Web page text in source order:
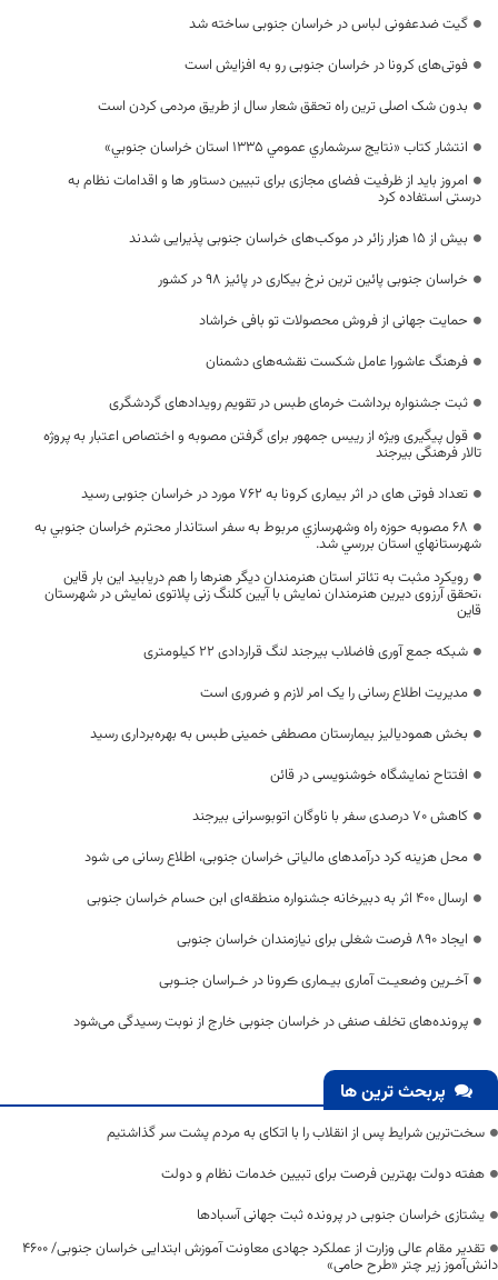
گیت ضدعفونی لباس در خراسان جنوبی ساخته شد
فوتی‌های کرونا در خراسان جنوبی رو به افزایش است
بدون شک اصلی ترین راه تحقق شعار سال از طریق مردمی کردن است
انتشار كتاب «نتايج سرشماري عمومي 1335 استان خراسان جنوبي»
امروز باید از ظرفیت فضای مجازی برای تبیین دستاور ها و اقدامات نظام‌ به
درستی استفاده کرد
بیش از ۱۵ هزار زائر در موکب‌های خراسان جنوبی پذیرایی شدند
خراسان جنوبی پائین ترین نرخ بیکاری در پائیز ۹۸ در کشور
حمایت جهانی از فروش محصولات تو بافی خراشاد
فرهنگ عاشورا عامل شکست نقشه‌های دشمنان
ثبت جشنواره برداشت خرمای طبس در تقویم رویدادهای گردشگری
قول پیگیری ویژه از رییس جمهور برای گرفتن مصوبه و اختصاص اعتبار به پروژه
تالار فرهنگی بیرجند
تعداد فوتی های در اثر بیماری کرونا به 762 مورد در خراسان جنوبی رسید
68 مصوبه حوزه راه وشهرسازي مربوط به سفر استاندار محترم خراسان جنوبي به
شهرستانهاي استان بررسي شد.
رویکرد مثبت به تئاتر استان هنرمندان دیگر هنرها را هم دریابید این بار قاین
،تحقق آرزوی دیرین هنرمندان نمایش با آیین کلنگ زنی پلاتوی نمایش در شهرستان
قاین
شبکه جمع آوری فاضلاب بیرجند لنگ قراردادی ۲۲ کیلومتری
مدیریت اطلاع رسانی را یک امر لازم و ضروری است
بخش همودیالیز بیمارستان مصطفی خمینی طبس به بهره‌برداری رسید
افتتاح نمایشگاه خوشنویسی در قائن
کاهش ۷۰ درصدی سفر با ناوگان اتوبوسرانی بیرجند
محل هزینه کرد درآمدهای مالیاتی خراسان جنوبی، اطلاع رسانی می شود
ارسال ۴۰۰ اثر به دبیرخانه جشنواره منطقه‌ای ابن حسام خراسان جنوبی
ایجاد ۸۹۰ فرصت شغلی برای نیازمندان خراسان جنوبی
آخـرین وضعیـت آماری بیـماری ڪرونا در خـراسان جنـوبی
پرونده‌های تخلف صنفی در خراسان جنوبی خارج از نوبت رسیدگی می‌شود
پربحث ترین ها
سخت‌ترین شرایط پس از انقلاب را با اتکای به مردم پشت سر گذاشتیم
هفته دولت بهترین فرصت برای تبیین خدمات نظام و دولت
یشتازی خراسان جنوبی در پرونده ثبت جهانی آسبادها
تقدیر مقام عالی وزارت از عملکرد جهادی معاونت آموزش ابتدایی خراسان جنوبی/ ۴۶۰۰
دانش‌آموز زیر چتر «طرح حامی»